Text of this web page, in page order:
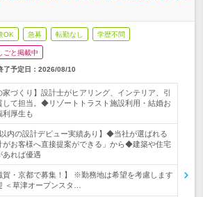
OK 急募 転勤なし 学歴不問
ごと掲載中
了予定日： 2026/08/10
家づくり】設計士がヒアリング、インテリア、引
して担当。◆リゾートトラスト施設利用・結婚お
利厚生も
以内の設計デビュー実績あり】◆当社が選ばれる
お客様へ直接提案ができる」から◆建築や住宅
あれば優遇
賀・京都で募集！】 ※勤務地は希望を考慮します
＜草津オープンスタ…